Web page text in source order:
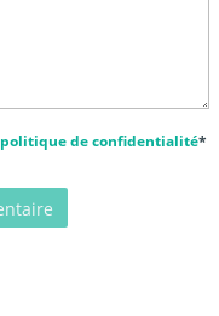
politique de confidentialité*